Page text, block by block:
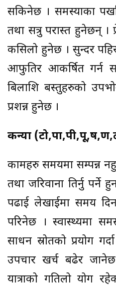
सकिनेछ । समस्याका
तथा सत्रु परास्त हुनेछन् ।
कसिलो हुनेछ । सुन्दर
आफुतिर आकर्षित गर्न
बिलाशि बस्तुहरुको
प्रशन्न हुनेछ ।
कन्या
कामहरु समयमा सम्पन्न
तथा जरिवाना तिर्नु पर्ने
पढाई लेखाईमा समय
परिनेछ । स्वास्थ्यमा
साधन स्रोतको प्रयोग
उपचार खर्च बढेर
यात्राको गतिलो योग